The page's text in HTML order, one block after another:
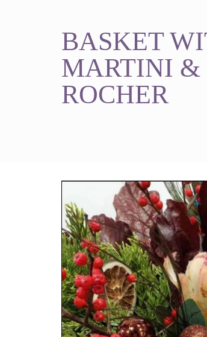
BASKET
MARTINI &
ROCHER